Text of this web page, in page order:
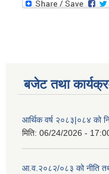
बजेट तथा
आर्थिक वर्ष २०८३|०८४ को
मिति: 06/24/2026 -
आ.व.२०८२/०८३ को नीति